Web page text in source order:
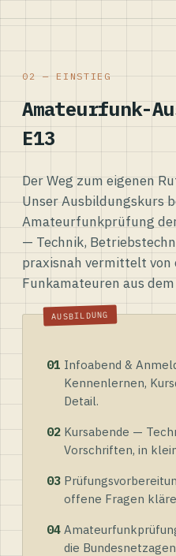
02 — EINSTIEG
Amateurfunk-
E13
Der Weg zum eigenen
Unser Ausbildungskurs
Amateurfunkprüfung
— Technik,
praxisnah vermittelt von
Funkamateuren aus
01 Infoabend &
Kennenlernen,
Detail.
02 Kursabende —
Vorschriften, in
03
offene Fragen
04
die